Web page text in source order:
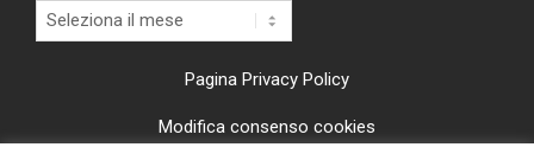
Archivi
Pagina Privacy Policy
Modifica consenso cookies